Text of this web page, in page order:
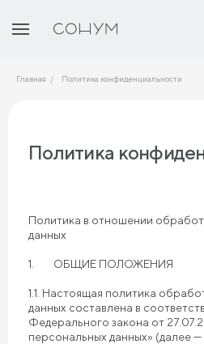
Главная Политика конфиденциальности
Политика
Политика в отношении
данных
1. ОБЩИЕ ПОЛОЖЕНИЯ
1.1. Настоящая политика
данных составлена в
Федерального закона от
персональных данных» (далее